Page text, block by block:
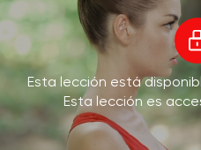
Esta lección está
Esta lección es